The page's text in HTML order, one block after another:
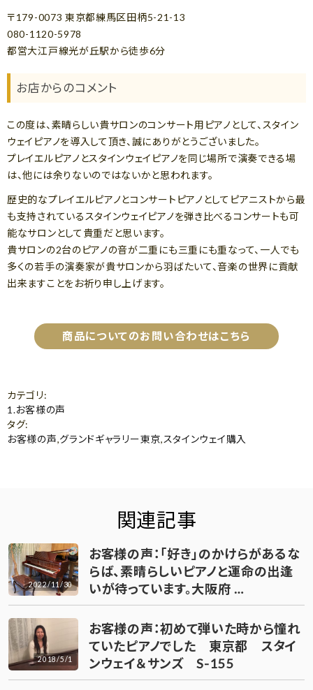
〒179-0073 東京都練馬区田柄5-21-13
080-1120-5978
都営大江戸線光が丘駅から徒歩6分
お店からのコメント
この度は、素晴らしい貴サロンのコンサート用ピアノとして、スタイン
ウェイピアノを導入して頂き、誠にありがとうございました。
プレイエルピアノとスタインウェイピアノを同じ場所で演奏できる場
は、他には余りないのではないかと思われます。
歴史的なプレイエルピアノとコンサートピアノとしてピアニストから最
も支持されているスタインウェイピアノを弾き比べるコンサートも可
能なサロンとして貴重だと思います。
貴サロンの2台のピアノの音が二重にも三重にも重なって、一人でも
多くの若手の演奏家が貴サロンから羽ばたいて、音楽の世界に貢献
出来ますことをお祈り申し上げます。
商品についてのお問い合わせはこちら
カテゴリ:
1.お客様の声
タグ:
お客様の声,グランドギャラリー東京,スタインウェイ購入
関連記事
2022/11/30
お客様の声：「好き」のかけらがあるな
らば、素晴らしいピアノと運命の出逢
いが待っています。大阪府 …
2018/5/1
お客様の声：初めて弾いた時から憧れ
ていたピアノでした 東京都 スタイ
ンウェイ＆サンズ S-155